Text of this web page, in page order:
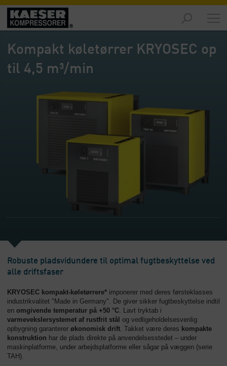
Markeder
-
Oversigt
Produkter
Oversigt
Kompakt køletørrer KRYOSEC op
til 4,5 m³/min
Robuste pladsvidundere til optimal fugtbeskyttelse ved
alle driftsfaser
KRYOSEC kompakt-køletørrere* imponerer med deres førsteklasses
industrikvalitet "Made in Germany". De giver sikker fugtbeskyttelse indtil
en omgivende temperatur på +50 °C. Lavt tryktab i
varmevekslersystemet af rustfrit stål og vedligeholdelsesvenlig
opbygning garanterer økonomisk drift. Takket være deres kompakte
konstruktion har de plads direkte på anvendelsesstedet – under
maskinplatforme, under arbejdsplatforme eller sågar på væggen (serie
TAH).